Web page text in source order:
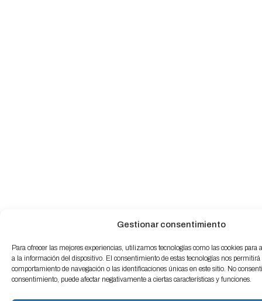
Gestionar consentimiento
Para ofrecer las mejores experiencias, utilizamos tecnologías como las cookies para
a la información del dispositivo. El consentimiento de estas tecnologías nos permitirá
comportamiento de navegación o las identificaciones únicas en este sitio. No
consentimiento, puede afectar negativamente a ciertas características y funciones.